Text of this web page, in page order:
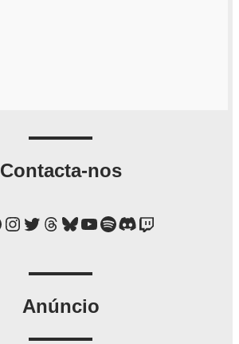
Contacta-nos
Instagram Twitter Threads Bluesky YouTube Spotify Discord Twitch
Anúncio